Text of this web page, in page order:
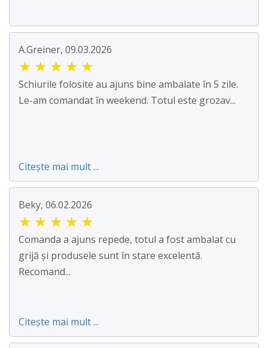
A.Greiner, 09.03.2026
★ ★ ★ ★ ★
Schiurile folosite au ajuns bine ambalate în 5 zile.
Le-am comandat în weekend. Totul este grozav...
Citește mai mult ...
Beky, 06.02.2026
★ ★ ★ ★ ★
Comanda a ajuns repede, totul a fost ambalat cu
grijă și produsele sunt în stare excelentă.
Recomand...
Citește mai mult ...